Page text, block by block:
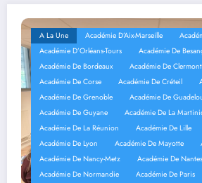
A La Une Académie D’Aix-Marseille
Académie D’Orléans-Tours
Académie De
Académie De Bordeaux
Académie De
Académie De Corse
Académie De Créteil
Académie De Grenoble
Académie De
Académie De Guyane
Académie De La
Académie De La Réunion
Académie De Lille
Académie De Lyon
Académie De Mayotte
Académie De Nancy-Metz
Académie De Nantes
Académie De Normandie
Académie De Paris